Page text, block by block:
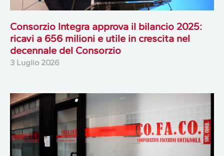
Consorzio Integra approva il bilancio 2025:
ricavi a 656 milioni e utile in crescita nel
decennale del Consorzio
3 Luglio 2026